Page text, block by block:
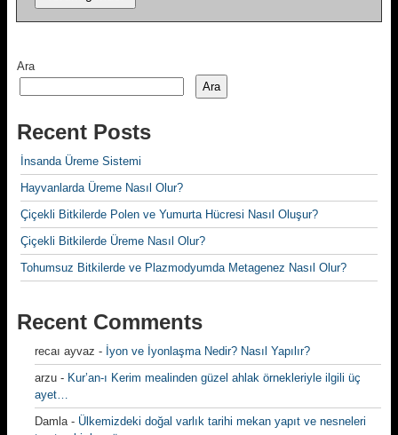
Ara
Ara
Recent Posts
İnsanda Üreme Sistemi
Hayvanlarda Üreme Nasıl Olur?
Çiçekli Bitkilerde Polen ve Yumurta Hücresi Nasıl Oluşur?
Çiçekli Bitkilerde Üreme Nasıl Olur?
Tohumsuz Bitkilerde ve Plazmodyumda Metagenez Nasıl Olur?
Recent Comments
recaı ayvaz - İyon ve İyonlaşma Nedir? Nasıl Yapılır?
arzu - Kur’an-ı Kerim mealinden güzel ahlak örnekleriyle ilgili üç
ayet…
Damla- Ülkemizdeki doğal varlık tarihi mekan yapıt ve nesneleri